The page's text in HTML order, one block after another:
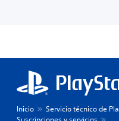
Inicio
Servicio técnico de